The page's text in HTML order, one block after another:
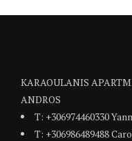
KARAOULANIS
ANDROS
T: +306974460330
T: +306986489488